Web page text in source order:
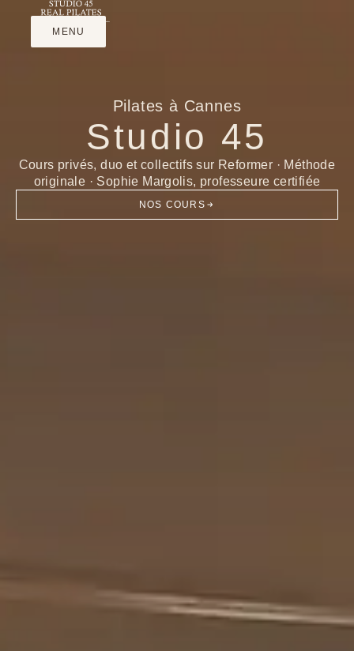
MENU
Pilates à Cannes
Studio 45
Cours privés, duo et collectifs sur Reformer · Méthode
originale · Sophie Margolis, professeure certifiée
NOS COURS